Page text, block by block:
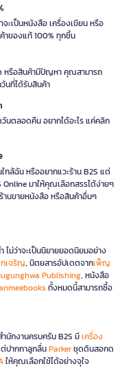
ะเป็นหนังสือ เครื่องเขียน หรือ
าของแท้ 100% ทุกชิ้น
หรือสินค้ามีปัญหา คุณสามารถ
นที่ได้รับสินค้า
นตลอดคืน อยากได้อะไร แค่คลิก
กล้ฉัน หรืออยากแวะร้าน B2S แต่
Online มาให้คุณเลือกสรรได้ง่ายๆ
นขายหนังสือ หรือสินค้าอื่นๆ
ม่ว่าจะเป็นนิยายยอดนิยมอย่าง
เจริญ, นิตยสารอัปเดตจากเพ็ญ
Publishing, หนังสือ
ทั้งหมดนี้สามารถซื้อ
นักงานครบครัน B2S มีเครื่อง
ปากกาลูกลื่นParkerชุดดินสอกด
ให้คุณเลือกใช้ได้อย่างจุใจ